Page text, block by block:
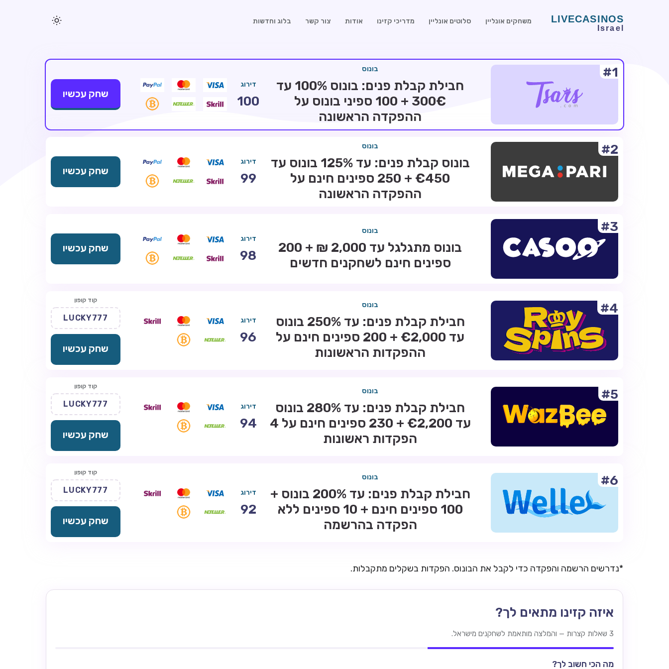
משחקים אונליין סלוטים אונליין מדריכי קזינו אודות צור קשר בלוג וחדשות
#1 בונוס
חבילת קבלת פנים: בונוס 100% עד
300€ + 100 ספיני בונוס על
ההפקדה הראשונה
דירוג
100
שחק עכשיו
#2 בונוס
בונוס קבלת פנים: עד 125% בונוס עד
€450 + 250 ספינים חינם על
ההפקדה הראשונה
דירוג
99
שחק עכשיו
#3 בונוס
בונוס מתגלגל עד 2,000 ₪ + 200
ספינים חינם לשחקנים חדשים
דירוג
98
שחק עכשיו
#4 בונוס
חבילת קבלת פנים: עד 250% בונוס
עד €2,000 + 200 ספינים חינם על
ההפקדות הראשונות
דירוג
96
קוד קופון
LUCKY777
שחק עכשיו
#5 בונוס
חבילת קבלת פנים: עד 280% בונוס
עד €2,200 + 230 ספינים חינם על 4
הפקדות ראשונות
דירוג
94
קוד קופון
LUCKY777
שחק עכשיו
#6 בונוס
חבילת קבלת פנים: עד 200% בונוס +
100 ספינים חינם + 10 ספינים ללא
הפקדה בהרשמה
דירוג
92
קוד קופון
LUCKY777
שחק עכשיו
*נדרשים הרשמה והפקדה כדי לקבל את הבונוס. הפקדות בשקלים מתקבלות.
איזה קזינו מתאים לך?
3 שאלות קצרות — והמלצה מותאמת לשחקנים מישראל.
מה הכי חשוב לך?